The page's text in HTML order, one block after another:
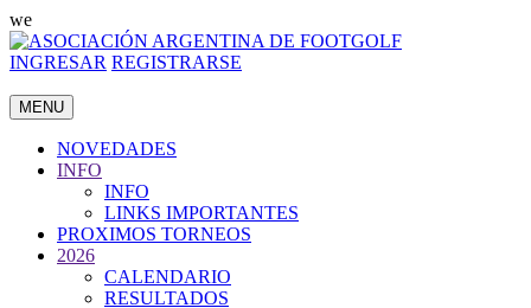
we
INGRESAR REGISTRARSE
MENU
NOVEDADES
INFO
INFO
LINKS IMPORTANTES
PROXIMOS TORNEOS
2026
CALENDARIO
RESULTADOS